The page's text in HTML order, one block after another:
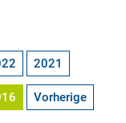
2021
Vorherige